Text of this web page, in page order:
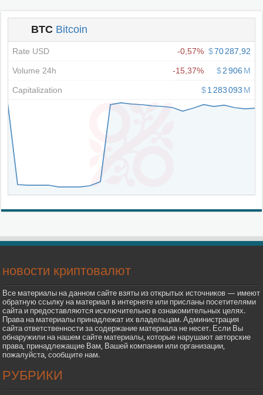
новости криптовалют
Все материалы на данном сайте взяты из открытых источников — имеют
обратную ссылку на материал в интернете или присланы посетителями
сайта и предоставляются исключительно в ознакомительных целях.
Права на материалы принадлежат их владельцам. Администрация
сайта ответственности за содержание материала не несет. Если Вы
обнаружили на нашем сайте материалы, которые нарушают авторские
права, принадлежащие Вам, Вашей компании или организации,
пожалуйста, сообщите нам.
РУБРИКИ